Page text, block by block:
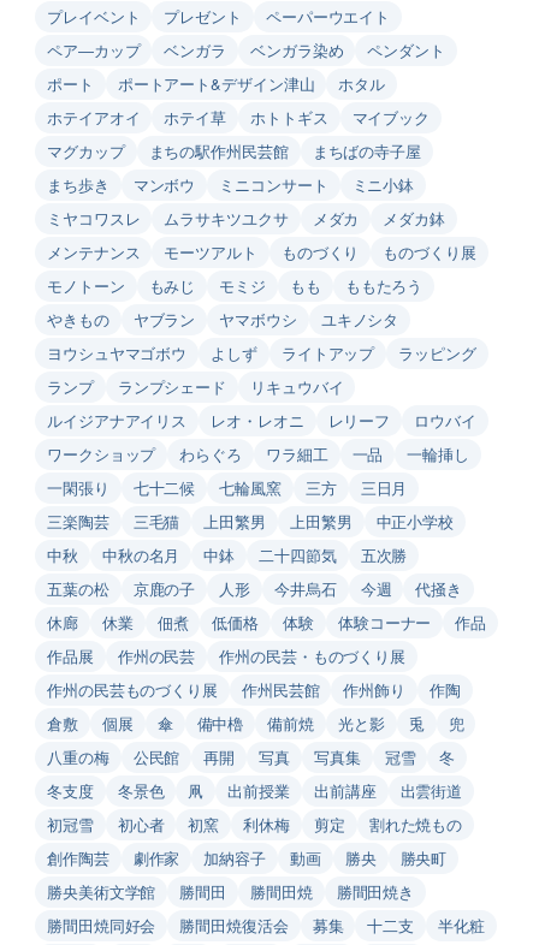
プレイベント
プレゼント
ペーパーウエイト
ペア―カップ
ベンガラ ベンガラ染め
ペンダント
ポート
ポートアート&デザイン津山
ホタル
ホテイアオイ
ホテイ草 ホトトギス
マイブック
マグカップ
まちの駅作州民芸館
まちばの寺子屋
まち歩き
マンボウ ミニコンサート
ミニ小鉢
ミヤコワスレ
ムラサキツユクサ メダカ
メダカ鉢
メンテナンス
モーツアルト ものづくり
ものづくり展
モノトーン
もみじ モミジ もも
ももたろう
やきもの
ヤブラン ヤマボウシ
ユキノシタ
ヨウシュヤマゴボウ
よしず ライトアップ
ラッピング
ランプ
ランプシェード
リキュウバイ
ルイジアナアイリス
レオ・レオニ レリーフ
ロウバイ
ワークショップ
わらぐろ ワラ細工 一品
一輪挿し
一閑張り
七十二候 七輪風窯 三方
三日月
三楽陶芸
三毛猫 上田繁男 上田繁男
中正小学校
中秋
中秋の名月 中鉢 二十四節気
五次勝
五葉の松
京鹿の子 人形 今井烏石 今週
代掻き
休廊
休業 佃煮 低価格 体験 体験コーナー
作品
作品展
作州の民芸
作州の民芸・ものづくり展
作州の民芸ものづくり展
作州民芸館 作州飾り
作陶
倉敷
個展 傘 備中櫓 備前焼 光と影 兎
兜
八重の梅
公民館 再開 写真 写真集 冠雪
冬
冬支度
冬景色 凧 出前授業 出前講座
出雲街道
初冠雪
初心者 初窯 利休梅 剪定
割れた焼もの
創作陶芸
劇作家 加納容子 動画 勝央
勝央町
勝央美術文学館
勝間田 勝間田焼
勝間田焼き
勝間田焼同好会
勝間田焼復活会 募集 十二支
半化粧